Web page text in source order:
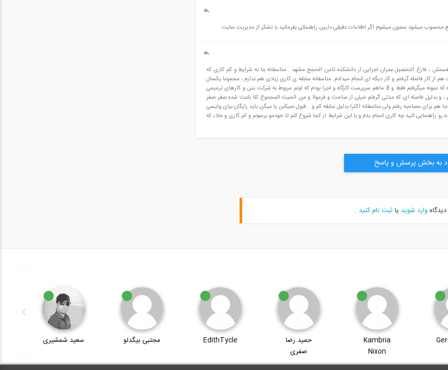
محسوب میشود ممنون میشوم اگر اطلاعات دقیقی دارین راهنمائی بفرمائید با تشکر از مدیریت سایت
خدمت مهندسین و اساتید گرامی بنده 30 سالم هستش ، فارغ التحصیل عمران اجرایی از دانشکده ثامن الحجج مشهد . متاسفانه بنا به شرایط و کم کاری که
از کار فاصله گرفتم و کار دیگه ای انجام میدادم. متاسفانه سابقه ی کاری زیادی هم ندارم ، مجموعا یکسال
سابقه ی کار دارم که حدود 4 ماهش مربوط به یک شرکت بتن بوده که نمونه میگرفتم فقط و 8 ماهم سرپرست کارگاه و اجرا بودم که اونم مربوط به شرکت بتن و کارهای ترمیمی
، و بدلیل فاصله ای که مدتی گرفتم خیلی از مباحث و فرمولا و من الحیث المجموع کلا باعث شده صفر صفر
هم برای مصاحبه رفتم ولی متاسفانه اکثرا بدلیل سابقه کم و .. قبول نمیکنن یا میگن باید رایگان بیای وایسی
کنید چه کاری انجام بدم و با این شرایط از کجا شروع کنم تا خودمو برسونم و کم کاری و خلاء که
به بخش پرسش و پاسخ
وارد شوید یاثبت نام کنید .
Kambria
Nixon
حمید رضا
صفری
EdithTycle مجتبی بیگدلو سعید شمشیری